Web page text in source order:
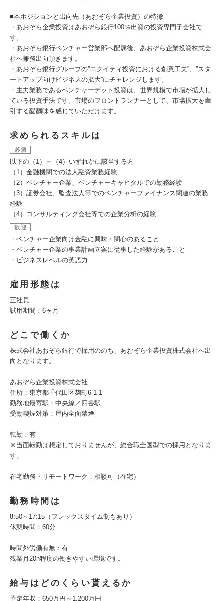
■本ポジションと出向先（あおぞら企業投資）の特徴
・あおぞら企業投資はあおぞら銀行100％出資の投資専門子会社で
す。
・あおぞら銀行ベンチャー営業部へ配属後、あおぞら企業投資株式会
社へ兼務出向頂きます。
・あおぞら銀行グループの”エクイティ投資における創意工夫”、”スタ
ートアップ向けビジネスの拡大”にチャレンジします。
・主力業務であるベンチャーデット投資は、世界規模で市場が拡大し
ている投資手法です。市場のフロントランナーとして、市場拡大を牽
引する醍醐味を感じていただけます。
求められるスキルは
必須
以下の（1）～（4）いずれかに該当する方
（1）金融機関での法人融資業務経験
（2）ベンチャー企業、ベンチャーキャピタルでの勤務経験
（3）証券会社、監査法人等でのベンチャーファイナンス関連の業務
経験
（4）コンサルティング会社等での企業分析の経験
歓迎
・ベンチャー企業向け金融に興味・関心のあること
・ベンチャー企業の事業計画立案に従事した経験があること
・ビジネスレベルの英語力
雇用形態は
正社員
試用期間：6ヶ月
どこで働くか
株式会社あおぞら銀行で採用ののち、あおぞら企業投資株式会社へ出
向となります。
あおぞら企業投資株式会社
住所：東京都千代田区麹町6-1-1
勤務地最寄駅：中央線／四谷駅
受動喫煙対策：屋内全面禁煙
転勤：有
※当面転勤は想定しておりませんが、総合職全国型での採用となりま
す。
在宅勤務・リモートワーク：相談可（在宅）
勤務時間は
8:50～17:15（フレックスタイム制もあり）
休憩時間：60分
時間外労働有無：有
残業月20h程度の働きやすい環境です。
給与はどのくらい貰えるか
予定年収：650万円～1,200万円